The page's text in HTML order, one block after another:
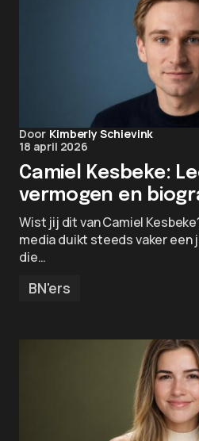
Door Kimberly Schievink
18 april 2026
Camiel Kesbeke:
vermogen en
Wist jij dit van Camiel
media duikt steeds vaker een
die…
BN'ers